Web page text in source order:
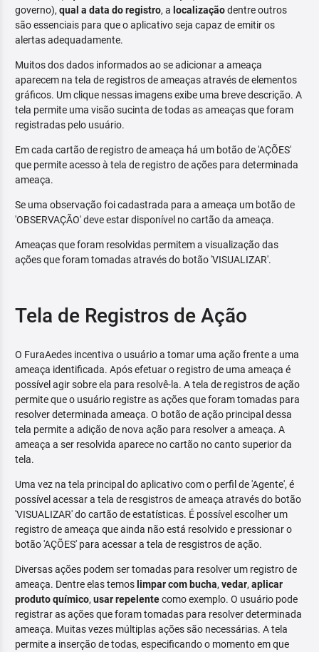
governo), qual a data do registro, a localizaçãodentre outros
são essenciais para que o aplicativo seja capaz de emitir os
alertas adequadamente.
Muitos dos dados informados ao se adicionar a ameaça
aparecem na tela de registros de ameaças através de elementos
gráficos. Um clique nessas imagens exibe uma breve descrição. A
tela permite uma visão sucinta de todas as ameaças que foram
registradas pelo usuário.
Em cada cartão de registro de ameaça há um botão de 'AÇÕES'
que permite acesso à tela de registro de ações para determinada
ameaça.
Se uma observação foi cadastrada para a ameaça um botão de
'OBSERVAÇÃO' deve estar disponível no cartão da ameaça.
Ameaças que foram resolvidas permitem a visualização das
ações que foram tomadas através do botão 'VISUALIZAR'.
Tela de Registros de Ação
O FuraAedes incentiva o usuário a tomar uma ação frente a uma
ameaça identificada. Após efetuar o registro de uma ameaça é
possível agir sobre ela para resolvê-la. A tela de registros de ação
permite que o usuário registre as ações que foram tomadas para
resolver determinada ameaça. O botão de ação principal dessa
tela permite a adição de nova ação para resolver a ameaça. A
ameaça a ser resolvida aparece no cartão no canto superior da
tela.
Uma vez na tela principal do aplicativo com o perfil de 'Agente', é
possível acessar a tela de resgistros de ameaça através do botão
'VISUALIZAR' do cartão de estatísticas. É possível escolher um
registro de ameaça que ainda não está resolvido e pressionar o
botão 'AÇÕES' para acessar a tela de resgistros de ação.
Diversas ações podem ser tomadas para resolver um registro de
ameaça. Dentre elas temos limpar com bucha, vedar, aplicar
produto químico, usar repelentecomo exemplo. O usuário pode
registrar as ações que foram tomadas para resolver determinada
ameaça. Muitas vezes múltiplas ações são necessárias. A tela
permite a inserção de todas, especificando o momento em que